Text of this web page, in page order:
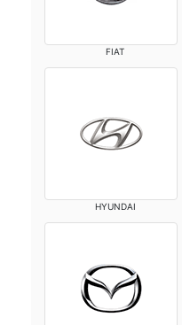
FIAT
HYUNDAI